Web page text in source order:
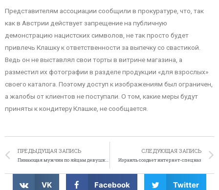
Представителям ассоциации сообщили в прокуратуре, что, так
как в Австрии действует запрещение на публичную
демонстрацию нацистских символов, не так просто будет
привлечь Клашку к ответственности за выпечку со свастикой.
Ведь он не выставлял свои торты в витрине магазина, а
разместил их фотографии в разделе продукции «для взрослых»
своего каталога. Поэтому доступ к изображениям был ограничен,
а жалобы от клиентов не поступали. О том, какие меры будут
приняты к кондитеру Клашке, не сообщается.
ПРЕДЫДУЩАЯ ЗАПИСЬ
Пинающая мужчин по яйцам девушка в розыске.
СЛЕДУЮЩАЯ ЗАПИСЬ
Израиль создает интернет-спецназ
VK Facebook Twitter